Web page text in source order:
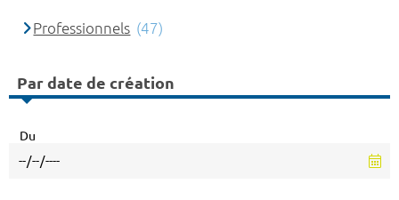
Professionnels (47)
Par date de création
Du